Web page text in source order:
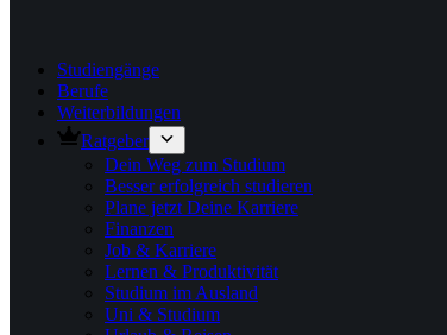
Studiengänge
Berufe
Weiterbildungen
Ratgeber
Dein Weg zum Studium
Besser erfolgreich studieren
Plane jetzt Deine Karriere
Finanzen
Job & Karriere
Lernen & Produktivität
Studium im Ausland
Uni & Studium